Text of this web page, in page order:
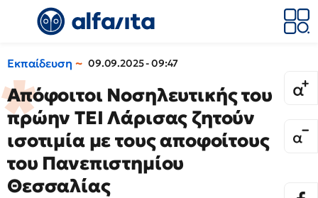
Εκπαίδευση 09.09.2025 - 09:47
Απόφοιτοι Νοσηλευτικής του
πρώην ΤΕΙ Λάρισας ζητούν
ισοτιμία με τους αποφοίτους
του Πανεπιστημίου
Θεσσαλίας